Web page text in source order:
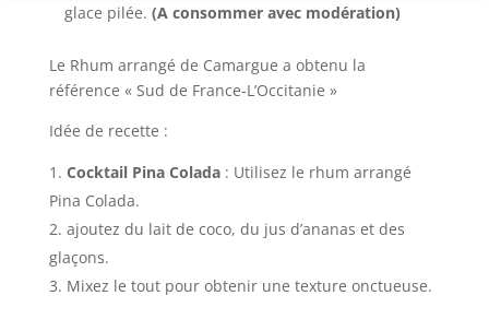
glace pilée. (A consommer avec modération)
Le Rhum arrangé de Camargue a obtenu la
référence « Sud de France-L’Occitanie »
Idée de recette :
Cocktail Pina Colada: Utilisez le rhum arrangé
Pina Colada.
ajoutez du lait de coco, du jus d’ananas et des
glaçons. ​
Mixez le tout pour obtenir une texture onctueuse.